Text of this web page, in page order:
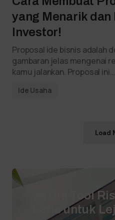
yang Menarik
Investor!
Proposal ide bisnis adalah
gambaran jelas mengenai
kamu jalankan. Proposal ini…
Ide Usaha
Load
Ini Dia Tool
Laris untuk